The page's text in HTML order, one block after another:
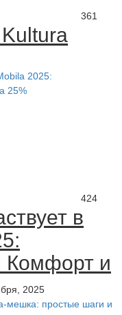
361
424
в
Комфорт и
2025